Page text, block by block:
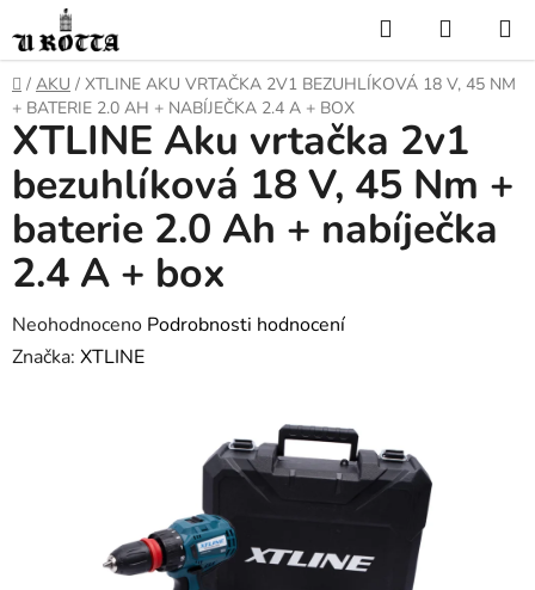
na
obsah
Hledat
KOŠÍK
DOMŮ
/ AKU / XTLINE AKU VRTAČKA 2V1 BEZUHLÍKOVÁ 18 V, 45 NM
+ BATERIE 2.0 AH + NABÍJEČKA 2.4 A + BOX
XTLINE Aku vrtačka 2v1
bezuhlíková 18 V, 45 Nm +
baterie 2.0 Ah + nabíječka
2.4 A + box
Průměrné
hodnocení
Neohodnoceno Podrobnosti hodnocení
Značka: XTLINE